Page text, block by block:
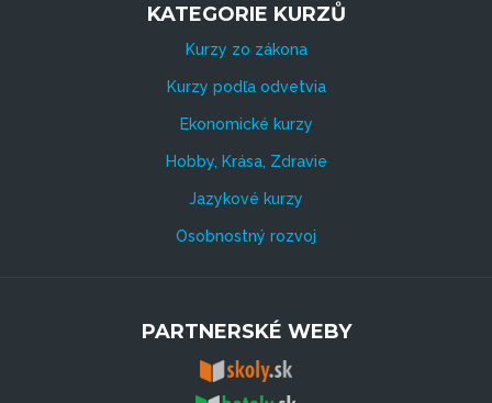
KATEGORIE KURZŮ
Kurzy zo zákona
Kurzy podľa odvetvia
Ekonomické kurzy
Hobby, Krása, Zdravie
Jazykové kurzy
Osobnostný rozvoj
PARTNERSKÉ WEBY